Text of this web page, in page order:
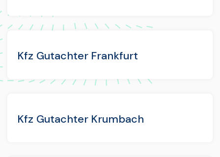
Kfz Gutachter Frankfurt
Kfz Gutachter Krumbach